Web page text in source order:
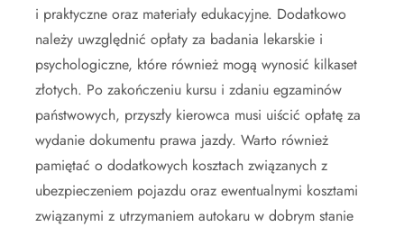
i praktyczne oraz materiały edukacyjne. Dodatkowo
należy uwzględnić opłaty za badania lekarskie i
psychologiczne, które również mogą wynosić kilkaset
złotych. Po zakończeniu kursu i zdaniu egzaminów
państwowych, przyszły kierowca musi uiścić opłatę za
wydanie dokumentu prawa jazdy. Warto również
pamiętać o dodatkowych kosztach związanych z
ubezpieczeniem pojazdu oraz ewentualnymi kosztami
związanymi z utrzymaniem autokaru w dobrym stanie